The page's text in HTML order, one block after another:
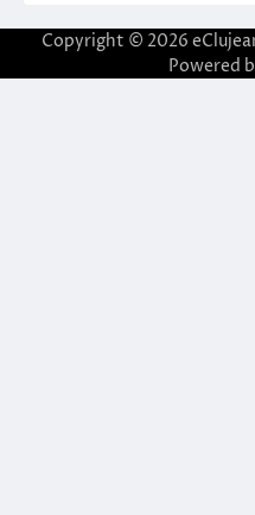
Copyright © 2026
Powered